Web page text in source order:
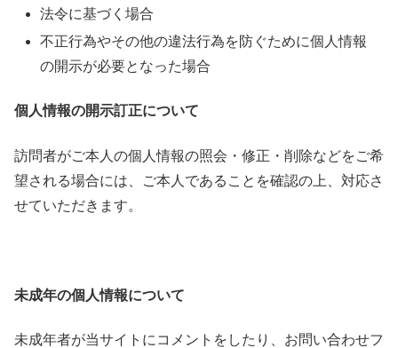
法令に基づく場合
不正行為やその他の違法行為を防ぐために個人情報
の開示が必要となった場合
個人情報の開示訂正について
訪問者がご本人の個人情報の照会・修正・削除などをご希
望される場合には、ご本人であることを確認の上、対応さ
せていただきます。
未成年の個人情報について
未成年者が当サイトにコメントをしたり、お問い合わせフ